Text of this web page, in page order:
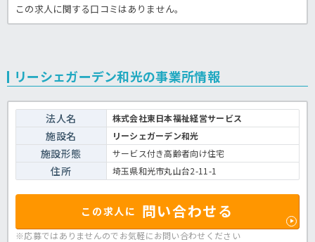
この求人に関する口コミはありません。
リーシェガーデン和光の事業所情報
法人名 株式会社東日本福祉経営サービス
施設名 リーシェガーデン和光
施設形態 サービス付き高齢者向け住宅
住所 埼玉県和光市丸山台2-11-1
この求人に 問い合わせる
※応募ではありませんのでお気軽にお問い合わせください